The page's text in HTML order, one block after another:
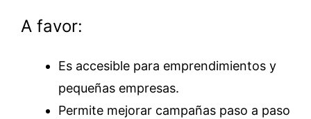
A favor:
Es accesible para emprendimientos y
pequeñas empresas.
Permite mejorar campañas paso a paso